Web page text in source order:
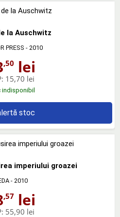
la Auschwitz
PRESS - 2010
,50 lei
15,70 lei
indisponibil
stoc
imperiului groazei
- 2010
,57 lei
55,90 lei